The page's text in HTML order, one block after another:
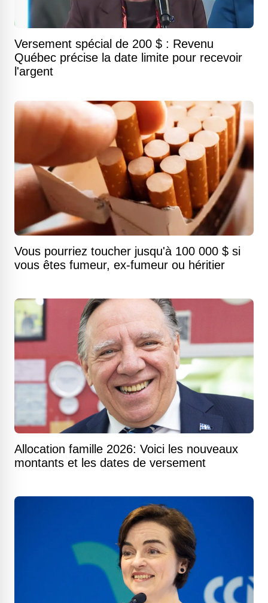
Versement spécial de 200 $ : Revenu
Québec précise la date limite pour recevoir
l'argent
Vous pourriez toucher jusqu'à 100 000 $ si
vous êtes fumeur, ex-fumeur ou héritier
Allocation famille 2026: Voici les nouveaux
montants et les dates de versement